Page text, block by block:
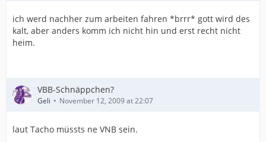
ich werd nachher zum arbeiten fahren *brrr* gott wird des
kalt, aber anders komm ich nicht hin und erst recht nicht
heim.
VBB-Schnäppchen?
Geli November 12, 2009 at 22:07
laut Tacho müssts ne VNB sein.